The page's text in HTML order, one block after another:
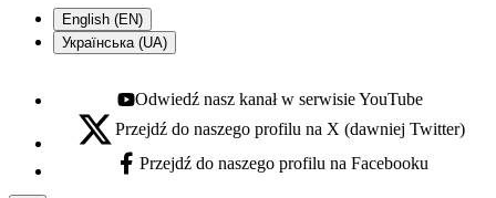
English (EN)
Українська (UA)
Youtube - otwiera się w nowej karcie
Odwiedź nasz kanał w serwisie YouTube
X - otwiera się w nowej karcie
Przejdź do naszego profilu na X (dawniej Twitter)
Facebook - otwiera się w nowej karcie
Przejdź do naszego profilu na Facebooku